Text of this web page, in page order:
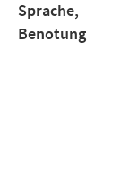
Sprache,
Benotung